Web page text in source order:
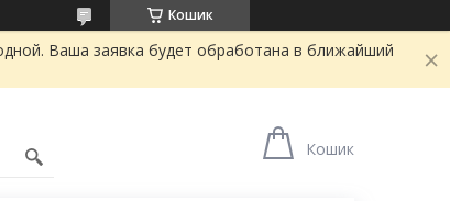
Кошик
Ваша заявка будет обработана в ближайший
Кошик